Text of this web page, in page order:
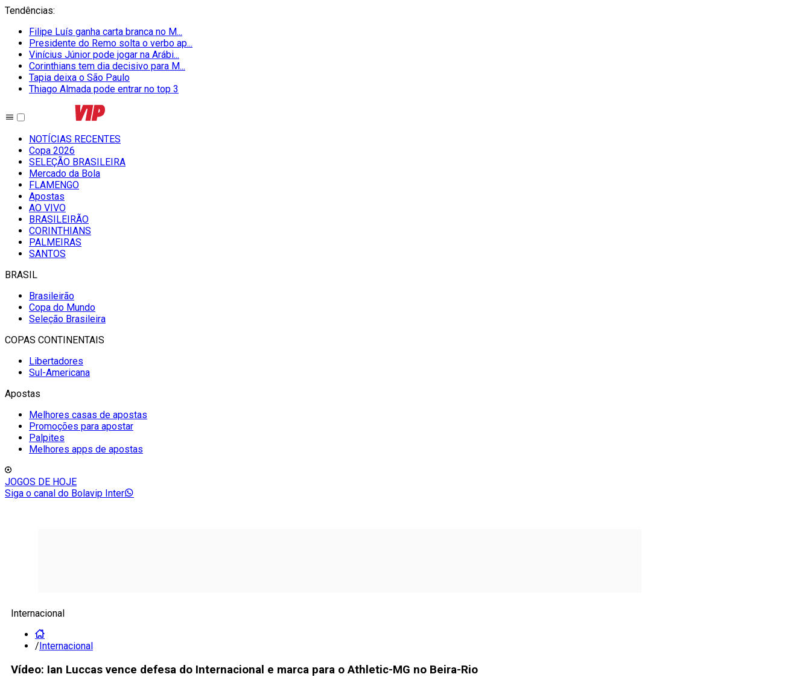
Tendências:
Filipe Luís ganha carta branca no M...
Presidente do Remo solta o verbo ap...
Vinícius Júnior pode jogar na Arábi...
Corinthians tem dia decisivo para M...
Tapia deixa o São Paulo
Thiago Almada pode entrar no top 3
NOTÍCIAS RECENTES
Copa 2026
SELEÇÃO BRASILEIRA
Mercado da Bola
FLAMENGO
Apostas
AO VIVO
BRASILEIRÃO
CORINTHIANS
PALMEIRAS
SANTOS
BRASIL
Brasileirão
Copa do Mundo
Seleção Brasileira
COPAS CONTINENTAIS
Libertadores
Sul-Americana
Apostas
Melhores casas de apostas
Promoções para apostar
Palpites
Melhores apps de apostas
JOGOS DE HOJE
Siga o canal do Bolavip Inter
Internacional
/Internacional
Vídeo: Ian Luccas vence defesa do Internacional e marca para o Athletic-MG no Beira-Rio